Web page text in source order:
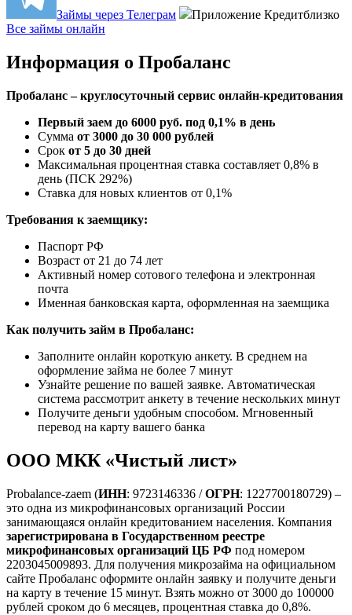
Займы через Телеграм
Приложение Кредитблизко
Все займы онлайн
Информация о Пробаланс
Пробаланс – круглосуточный сервис онлайн-кредитования
Первый заем до 6000 руб. под 0,1% в день
Сумма от 3000 до 30 000 рублей
Срок от 5 до 30 дней
Максимальная процентная ставка составляет 0,8% в
день (ПСК 292%)
Ставка для новых клиентов от 0,1%
Требования к заемщику:
Паспорт РФ
Возраст от 21 до 74 лет
Активный номер сотового телефона и электронная
почта
Именная банковская карта, оформленная на заемщика
Как получить займ в Пробаланс:
Заполните онлайн короткую анкету. В среднем на
оформление займа не более 7 минут
Узнайте решение по вашей заявке. Автоматическая
система рассмотрит анкету в течение нескольких минут
Получите деньги удобным способом. Мгновенный
перевод на карту вашего банка
ООО МКК «Чистый лист»
Probalance-zaem (ИНН: 9723146336 /ОГРН: 1227700180729) –
это одна из микрофинансовых организаций России
занимающаяся онлайн кредитованием населения. Компания
зарегистрирована в Государственном реестре
микрофинансовых организаций ЦБ РФ под номером
2203045009893. Для получения микрозайма на официальном
сайте Пробаланс оформите онлайн заявку и получите деньги
на карту в течение 15 минут. Взять можно от 3000 до 100000
рублей сроком до 6 месяцев, процентная ставка до 0,8%.